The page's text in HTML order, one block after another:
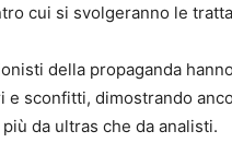
cui si svolgeranno le
della propaganda
e sconfitti, dimostrando
da ultras che da analisti.